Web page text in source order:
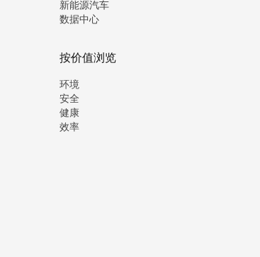
新能源汽车
数据中心
按价值浏览
环境
安全
健康
效率